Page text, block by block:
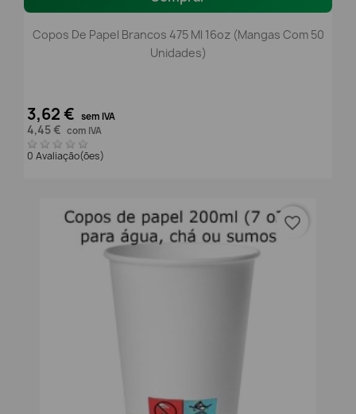
Copos De Papel Brancos 475 Ml 16oz (mangas Com 50
Unidades)
3,62 € sem IVA
4,45 € com IVA
0 Avaliação(ões)
favorite_border